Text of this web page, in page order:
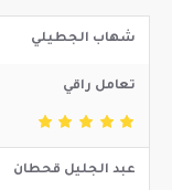
شهاب الجطيلي
تعامل راقي
عبد الجليل قحطان